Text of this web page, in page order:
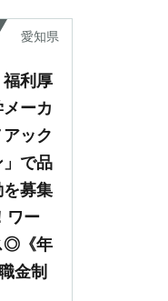
愛知県
福利厚
ーカ
ック
」で品
募集
ワー
◎《年
金制